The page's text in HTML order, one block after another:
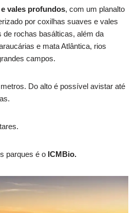
vales profundos, com um planalto
por coxilhas suaves e vales
rochas basálticas, além da
e mata Atlântica, rios
campos.
Do alto é possível avistar até
parques é o ICMBio.